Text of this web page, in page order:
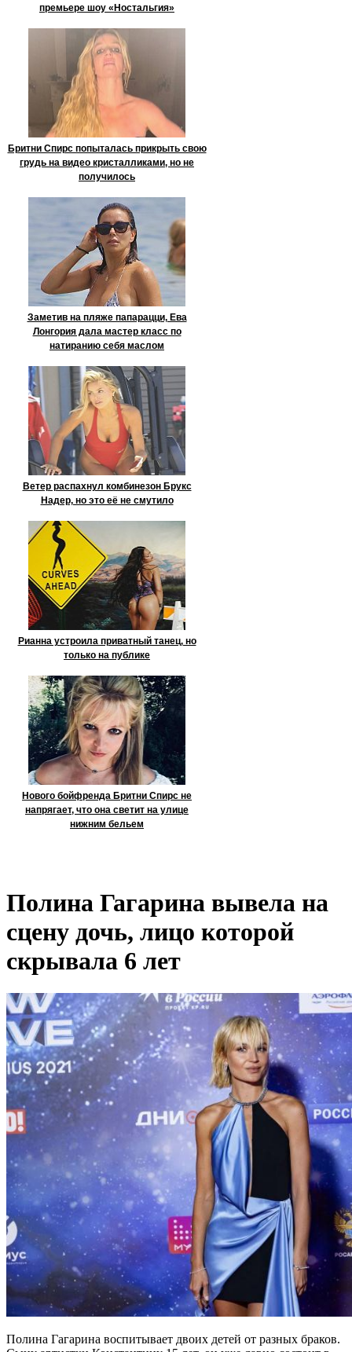
премьере шоу «Ностальгия»
Бритни Спирс попыталась прикрыть свою
грудь на видео кристалликами, но не
получилось
Заметив на пляже папарацци, Ева
Лонгория дала мастер класс по
натиранию себя маслом
Ветер распахнул комбинезон Брукс
Надер, но это её не смутило
Рианна устроила приватный танец, но
только на публике
Нового бойфренда Бритни Спирс не
напрягает, что она светит на улице
нижним бельем
Полина Гагарина вывела на
сцену дочь, лицо которой
скрывала 6 лет
Полина Гагарина воспитывает двоих детей от разных браков.